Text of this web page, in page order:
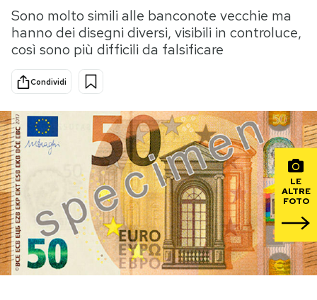
Tecnologia
Internet
Scienza
Cultura
Economia
Sport
Storie/Idee
Ok Boomer!
Media
Mondiali calcio 2026
PODCAST
NEWSLETTER
I MIEI PREFERITI
Sono molto simili alle banconote vecchie ma
hanno dei disegni diversi, visibili in controluce,
così sono più difficili da falsificare
Condividi
LE
ALTRE
FOTO